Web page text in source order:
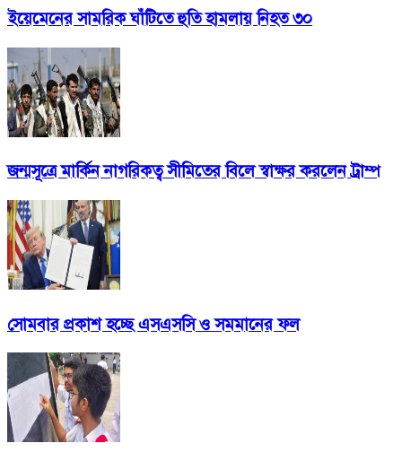
ইয়েমেনের সামরিক ঘাঁটিতে হুতি হামলায় নিহত ৩০
জন্মসূত্রে মার্কিন নাগরিকত্ব সীমিতের বিলে স্বাক্ষর করলেন ট্রাম্প
সোমবার প্রকাশ হচ্ছে এসএসসি ও সমমানের ফল